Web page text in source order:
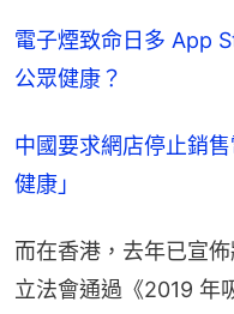
電子煙致命日多 App
公眾健康？
中國要求網店停止銷
健康」
而在香港，去年已宣
立法會通過《2019 年